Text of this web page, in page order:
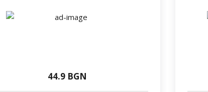
44.9 BGN